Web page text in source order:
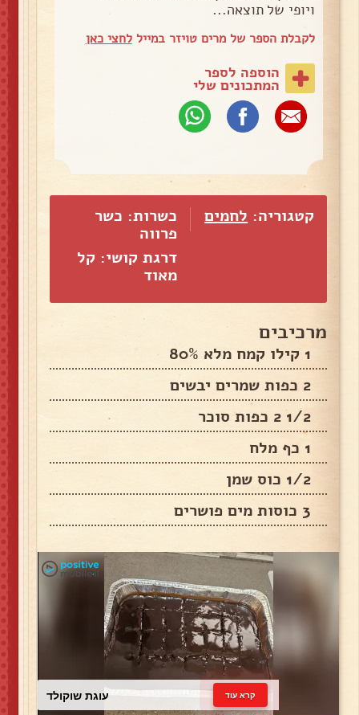
ויופי של תוצאה...
לקבלת הספר של מרים טויזר במייללחצי כאן
הוספה לספר
המתכונים שלי
קטגוריה: לחמים
כשרות: כשר
פרווה
דרגת קושי: קל
מאוד
מרכיבים
1 קילו קמח מלא 80%
2 כפות שמרים יבשים
1/2 2 כפות סוכר
1 כף מלח
1/2 כוס שמן
3 כוסות מים פושרים
עוגת שוקולד קרא עוד